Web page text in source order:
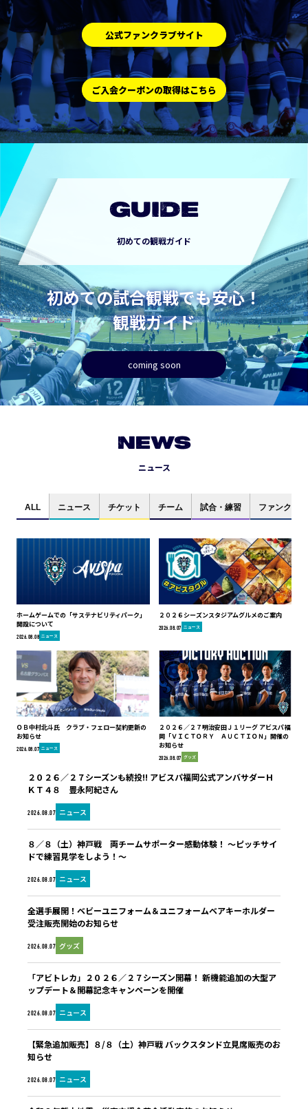
公式ファンクラブサイト
ご入会クーポンの取得はこちら
GUIDE
初めての観戦ガイド
初めての試合観戦でも安心！
観戦ガイド
coming soon
NEWS
ニュース
ALL ニュース チケット チーム 試合・練習 ファンクラブ
ホームゲームでの「サステナビリティパーク」
開設について
2026.08.08 ニュース
２０２６シーズンスタジアムグルメのご案内
2026.08.07 ニュース
ＯＢ中村北斗氏 クラブ・フェロー契約更新の
お知らせ
2026.08.07 ニュース
２０２６／２７明治安田Ｊ１リーグ アビスパ福
岡「ＶＩＣＴＯＲＹ ＡＵＣＴＩＯＮ」開催の
お知らせ
2026.08.07 グッズ
2026.08.07 ニュース
２０２６／２７シーズンも続投!! アビスパ福岡公式アンバサダーＨ
ＫＴ４８ 豊永阿紀さん
2026.08.07 ニュース
８／８（土）神戸戦 両チームサポーター感動体験！ ～ピッチサイ
ドで練習見学をしよう！～
2026.08.07 グッズ
全選手展開！ベビーユニフォーム＆ユニフォームベアキーホルダー
受注販売開始のお知らせ
2026.08.07 ニュース
「アビトレカ」２０２６／２７シーズン開幕！ 新機能追加の大型ア
ップデート＆開幕記念キャンペーンを開催
2026.08.07 ニュース
【緊急追加販売】８/８（土）神戸戦 バックスタンド立見席販売のお
知らせ